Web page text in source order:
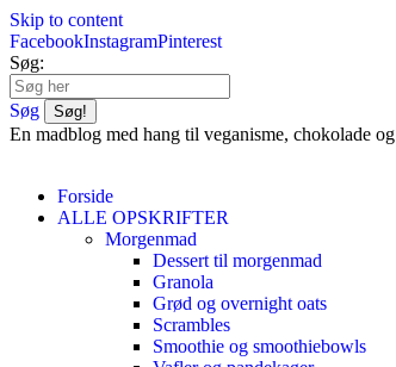
Skip to content
FacebookInstagramPinterest
Søg:
Søg
En madblog med hang til veganisme, chokolade
Forside
ALLE OPSKRIFTER
Morgenmad
Dessert til morgenmad
Granola
Grød og overnight oats
Scrambles
Smoothie og smoothiebowls